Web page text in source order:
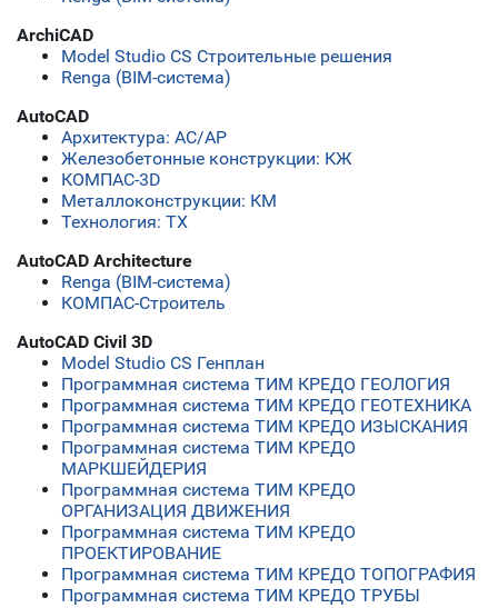
ArchiCAD
Model Studio CS Строительные решения
Renga (BIM-система)
AutoCAD
Архитектура: АС/АР
Железобетонные конструкции: КЖ
КОМПАС-3D
Металлоконструкции: КМ
Технология: ТХ
AutoCAD Architecture
Renga (BIM-система)
КОМПАС-Строитель
AutoCAD Civil 3D
Model Studio CS Генплан
Программная система ТИМ КРЕДО ГЕОЛОГИЯ
Программная система ТИМ КРЕДО ГЕОТЕХНИКА
Программная система ТИМ КРЕДО ИЗЫСКАНИЯ
Программная система ТИМ КРЕДО
МАРКШЕЙДЕРИЯ
Программная система ТИМ КРЕДО
ОРГАНИЗАЦИЯ ДВИЖЕНИЯ
Программная система ТИМ КРЕДО
ПРОЕКТИРОВАНИЕ
Программная система ТИМ КРЕДО ТОПОГРАФИЯ
Программная система ТИМ КРЕДО ТРУБЫ